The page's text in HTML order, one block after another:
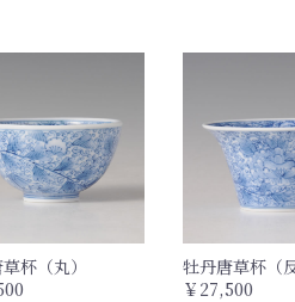
杯（丸）
牡丹唐草杯（
￥27,500